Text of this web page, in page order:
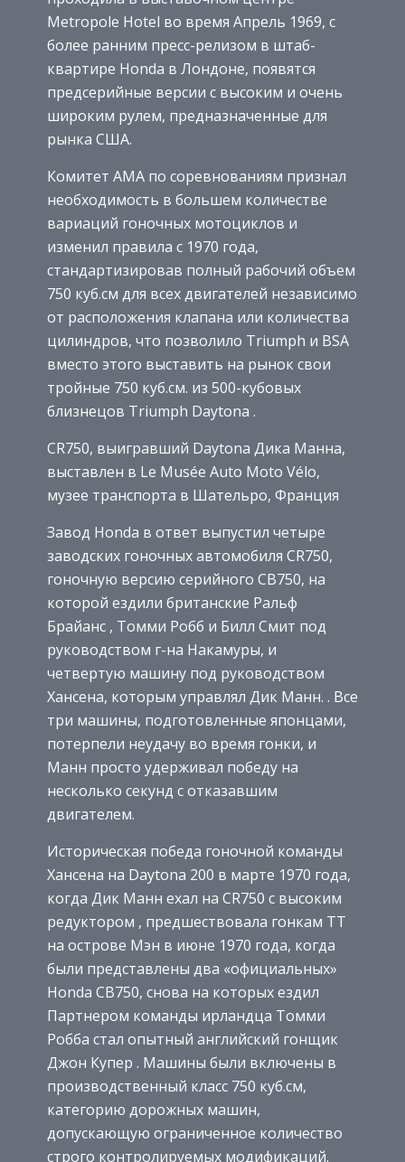
Metropole Hotel во время Апрель 1969, с
более ранним пресс-релизом в штаб-
квартире Honda в Лондоне, появятся
предсерийные версии с высоким и очень
широким рулем, предназначенные для
рынка США.
Комитет AMA по соревнованиям признал
необходимость в большем количестве
вариаций гоночных мотоциклов и
изменил правила с 1970 года,
стандартизировав полный рабочий объем
750 куб.см для всех двигателей независимо
от расположения клапана или количества
цилиндров, что позволило Triumph и BSA
вместо этого выставить на рынок свои
тройные 750 куб.см. из 500-кубовых
близнецов Triumph Daytona .
CR750, выигравший Daytona Дика Манна,
выставлен в Le Musée Auto Moto Vélo,
музее транспорта в Шательро, Франция
Завод Honda в ответ выпустил четыре
заводских гоночных автомобиля CR750,
гоночную версию серийного CB750, на
которой ездили британские Ральф
Брайанс , Томми Робб и Билл Смит под
руководством г-на Накамуры, и
четвертую машину под руководством
Хансена, которым управлял Дик Манн. . Все
три машины, подготовленные японцами,
потерпели неудачу во время гонки, и
Манн просто удерживал победу на
несколько секунд с отказавшим
двигателем.
Историческая победа гоночной команды
Хансена на Daytona 200 в марте 1970 года,
когда Дик Манн ехал на CR750 с высоким
редуктором , предшествовала гонкам TT
на острове Мэн в июне 1970 года, когда
были представлены два «официальных»
Honda CB750, снова на которых ездил
Партнером команды ирландца Томми
Робба стал опытный английский гонщик
Джон Купер . Машины были включены в
производственный класс 750 куб.см,
категорию дорожных машин,
допускающую ограниченное количество
строго контролируемых модификаций.